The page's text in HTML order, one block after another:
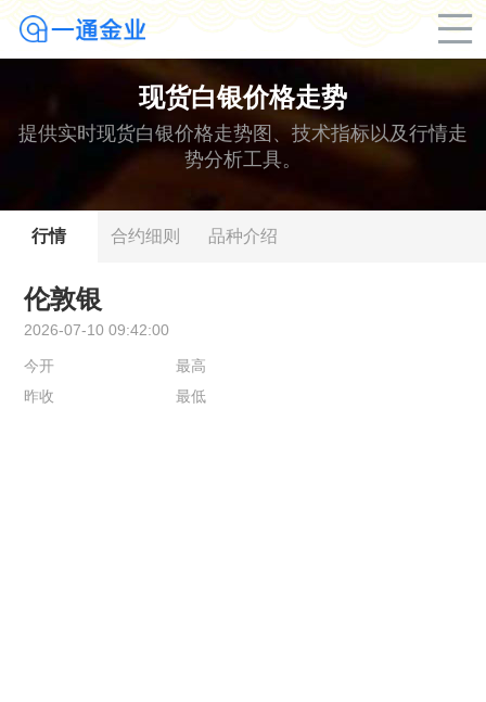
现货白银价格走势
提供实时现货白银价格走势图、技术指标以及行情走
势分析工具。
行情 合约细则 品种介绍
伦敦银
2026-07-10 09:42:00
今开
最高
昨收
最低